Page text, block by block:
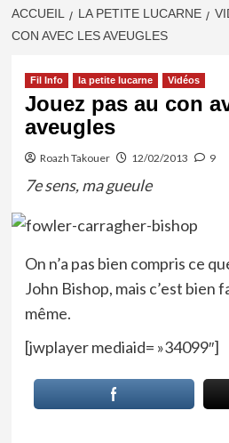
ACCUEIL LA PETITE LUCARNE
CON AVEC LES AVEUGLES
Fil Info la petite lucarne Vidéos
Jouez pas au con
aveugles
Roazh Takouer 12/02/2013 9
7e sens, ma gueule
On n’a pas bien compris ce
John Bishop, mais c’est bien
même.
[jwplayer mediaid= »34099″]